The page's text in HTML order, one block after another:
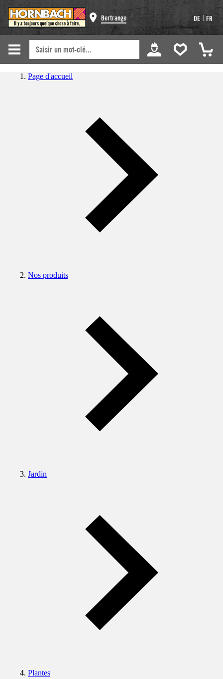
Bertrange DE | FR
Page d'accueil
Nos produits
Jardin
Plantes